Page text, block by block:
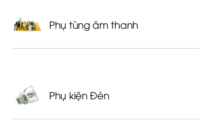
Phụ tùng âm thanh
Phụ kiện Đèn